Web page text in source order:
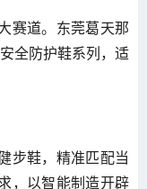
赛道。东莞葛天那
全防护鞋系列，适
步鞋，精准匹配当
，以智能制造开辟